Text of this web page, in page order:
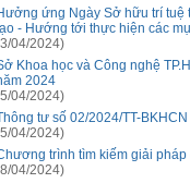
ứng Ngày Sở hữu trí tuệ
- Hướng tới thực hiện các
04/2024)
Khoa học và Công nghệ
2024
04/2024)
tư số 02/2024/TT-
04/2024)
trình tìm kiếm giải
04/2024)